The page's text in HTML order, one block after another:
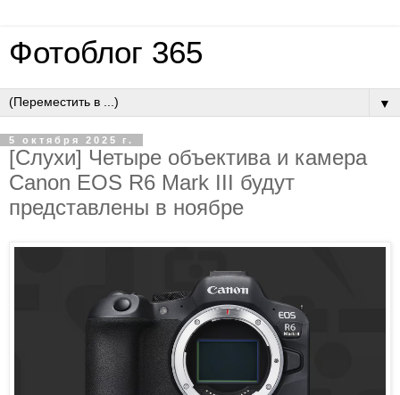
Фотоблог 365
▼
5 октября 2025 г.
[Слухи] Четыре объектива и камера
Canon EOS R6 Mark III будут
представлены в ноябре